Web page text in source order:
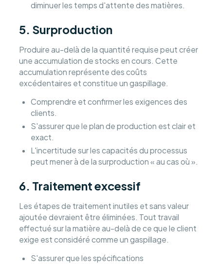
diminuer les temps d'attente des matières.
5. Surproduction
Produire au-delà de la quantité requise peut créer
une accumulation de stocks en cours. Cette
accumulation représente des coûts
excédentaires et constitue un gaspillage.
Comprendre et confirmer les exigences des
clients.
S'assurer que le plan de production est clair et
exact.
L'incertitude sur les capacités du processus
peut mener à de la surproduction « au cas où ».
6. Traitement excessif
Les étapes de traitement inutiles et sans valeur
ajoutée devraient être éliminées. Tout travail
effectué sur la matière au-delà de ce que le client
exige est considéré comme un gaspillage.
S'assurer que les spécifications